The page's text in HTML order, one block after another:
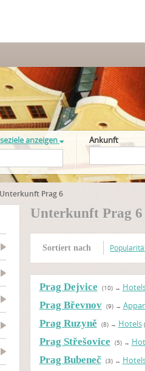
anzeigen Ankunft
Unterkunft Prag 6
Unterkunft Prag 6
Sortiert nach
Prag Dejvice (10)→
Prag Břevnov (9)→
Prag Ruzyně (8)→ Hotels
Prag Střešovice (5)→
Prag Bubeneč (3)→